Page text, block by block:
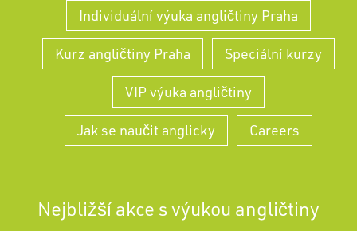
Individuální výuka angličtiny Praha
Kurz angličtiny Praha Speciální kurzy
VIP výuka angličtiny
Jak se naučit anglicky Careers
Nejbližší akce s výukou angličtiny